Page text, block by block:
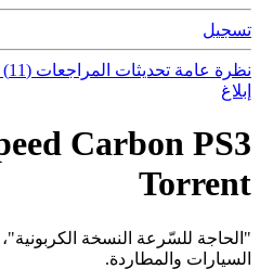
تسجيل
نظرة عامة تحديثات المراجعات (11)
إبلاغ
Carbon PS3
Torrent
"الحاجة للسّرعة النسخة
السيارات والمطاردة.